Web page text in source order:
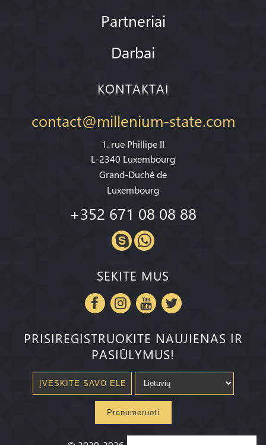
Partneriai
Darbai
KONTAKTAI
contact@millenium-state.com
1. rue Phillipe II
L-2340 Luxembourg
Grand-Duché de
Luxembourg
+352 671 08 08 88
SEKITE MUS
PRISIREGISTRUOKITE NAUJIENAS IR
PASIŪLYMUS!
Prenumeruoti